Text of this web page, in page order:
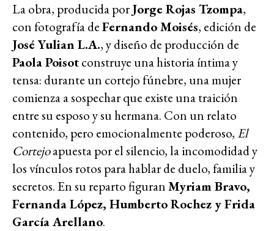
La obra, producida porJorge Rojas Tzompa,
con fotografía deFernando Moisés, edición de
José Yulian L.A., y diseño de producción de
Paola Poisotconstruye una historia íntima y
tensa: durante un cortejo fúnebre, una mujer
comienza a sospechar que existe una traición
entre su esposo y su hermana. Con un relato
contenido, pero emocionalmente poderoso, El
Cortejoapuesta por el silencio, la incomodidad y
los vínculos rotos para hablar de duelo, familia y
secretos. En su reparto figuranMyriam Bravo,
Fernanda López, Humberto Rochez y Frida
García Arellano.